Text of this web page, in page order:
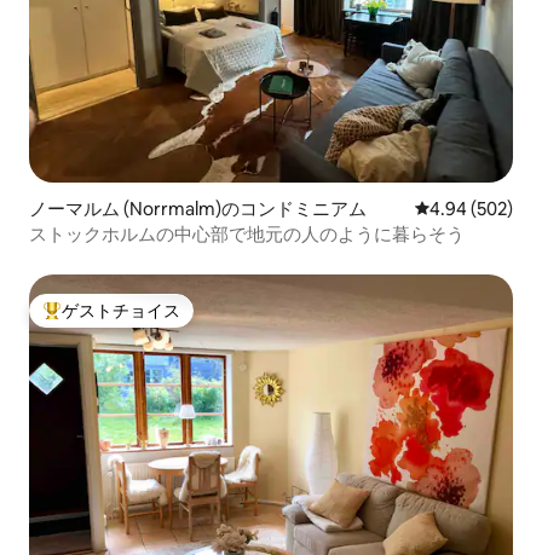
ノーマルム (Norrmalm)のコンドミニアム レビュー502
4.94 (502)
ストックホルムの中心部で地元の人のように暮らそう
大好評のゲストチョイスです。
ゲストチョイス